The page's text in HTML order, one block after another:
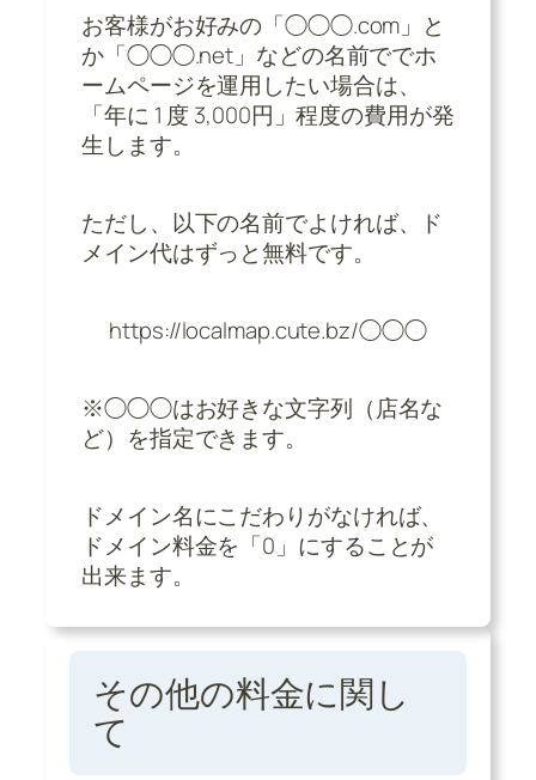
お客様がお好みの「◯◯◯.com」と
か「◯◯◯.net」などの名前ででホ
ームページを運用したい場合は、
「年に 1 度 3,000円」程度の費用が発
生します。
ただし、以下の名前でよければ、ド
メイン代はずっと無料です。
https://localmap.cute.bz/◯◯◯
※◯◯◯はお好きな文字列（店名な
ど）を指定できます。
ドメイン名にこだわりがなければ、
ドメイン料金を「0」にすることが
出来ます。
その他の料金に関し
て